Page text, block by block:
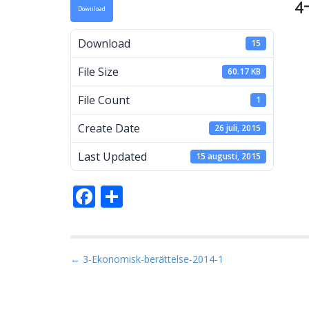
M
a
Download
Download 15
File Size 60.17 KB
File Count 1
Create Date 26 juli, 2015
Last Updated 15 augusti, 2015
F
b
P
← 3-Ekonomisk-berättelse-2014-1